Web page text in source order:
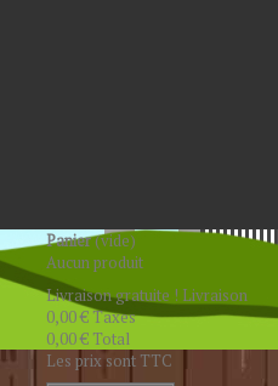
Panier(vide)
Aucun produit
Livraison gratuite ! Livraison
0,00 €Taxes
0,00 € Total
Les prix sont TTC